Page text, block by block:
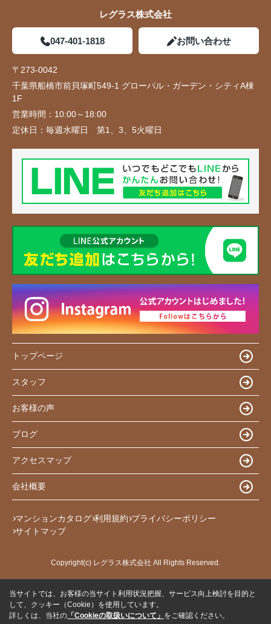
レグラス株式会社
047-401-1818 お問い合わせ
〒273-0042
千葉県船橋市前貝塚町549-1 グローバル・ガーデン・シティA棟
1F
営業時間： 10:00～18:00
定休日： 毎週水曜日 第1、3、5火曜日
トップページ
スタッフ
お客様の声
ブログ
アクセスマップ
会社概要
マンションカタログ 利用規約 プライバシーポリシー
サイトマップ
Copyright(c) レグラス株式会社 All Rights Reserved.
当サイトでは、お客様の当サイト利用状況把握、サービス向上検討を目的と
して、クッキー（Cookie）を使用しています。
詳しくは、当社の 「Cookieの取扱いについて」 をご確認ください。